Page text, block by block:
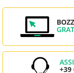
+39